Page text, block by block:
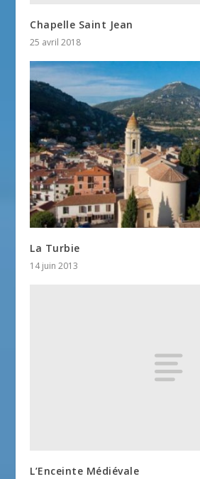
Chapelle Saint Jean
25 avril 2018
La Turbie
14 juin 2013
L’Enceinte Médiévale